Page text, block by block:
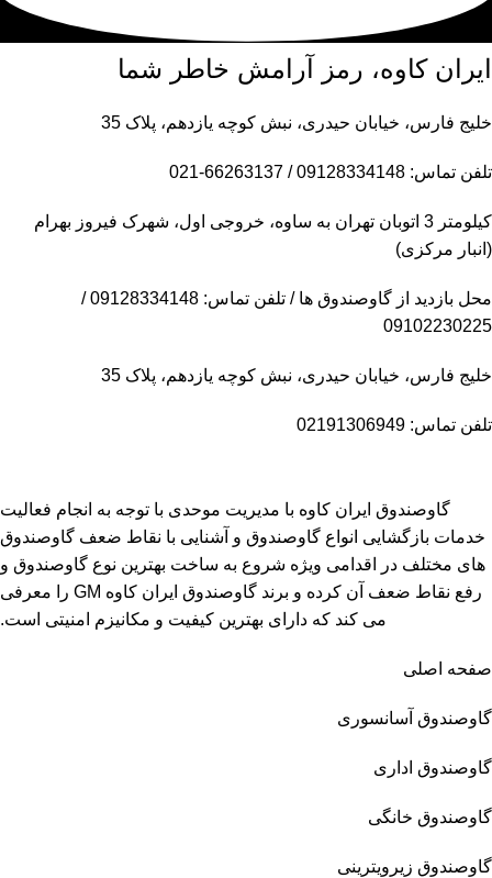
ایران کاوه، رمز آرامش خاطر شما
خلیج فارس، خیابان حیدری، نبش کوچه یازدهم، پلاک 35
تلفن تماس: 09128334148 / 66263137-021
کیلومتر 3 اتوبان تهران به ساوه، خروجی اول، شهرک فیروز بهرام
(انبار مرکزی)
محل بازدید از گاوصندوق ها / تلفن تماس: 09128334148 /
09102230225
خلیج فارس، خیابان حیدری، نبش کوچه یازدهم، پلاک 35
تلفن تماس: 02191306949
گاوصندوق ایران کاوه با مدیریت موحدی با توجه به انجام فعالیت
خدمات بازگشایی انواع گاوصندوق و آشنایی با نقاط ضعف گاوصندوق
های مختلف در اقدامی ویژه شروع به ساخت بهترین نوع گاوصندوق و
رفع نقاط ضعف آن کرده و برند گاوصندوق ایران کاوه GM را معرفی
می کند که دارای بهترین کیفیت و مکانیزم امنیتی است.
صفحه اصلی
گاوصندوق آسانسوری
گاوصندوق اداری
گاوصندوق خانگی
گاوصندوق زیرویترینی